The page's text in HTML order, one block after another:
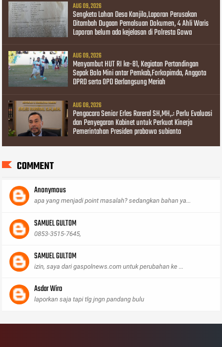
AUG 09, 2026
Sengketa Lahan Desa Kanjilo,Laporan Perusakan
Ditambah Dugaan Pemalsuan Dokumen, 4 Ahli Waris
Laporan belum ada kejelasan di Polresta Gowa
AUG 09, 2026
Menyambut HUT RI ke-81, Kegiatan Pertandingan
Sepak Bola Mini antar Pemkab,Forkopimda, Anggota
DPRD serta OPD Berlangsung Meriah
AUG 08, 2026
Pengacara Senior Erles Rareral SH,MH,.: Perlu Evaluasi
dan Penyegaran Kabinet untuk Perkuat Kinerja
Pemerintahan Presiden prabowo subianto
COMMENT
Anonymous
apa yang menjadi point masalah? sedangkan bahan ya...
SAMUEL GULTOM
0853-3515-7645,
SAMUEL GULTOM
izin, saya dari gaspolnews.com untuk perubahan ke ...
Asdar Wiro
laporkan saja tapi tlg jngn pandang bulu